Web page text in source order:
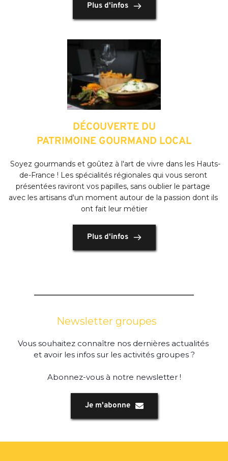
Plus d'infos
DÉCOUVERTE DU
PATRIMOINE GOURMAND LOCAL
de-France ! Les spécialités régionales qui vous seront
présentées raviront vos papilles, sans oublier le partage
avec les artisans d'un moment autour de la passion dont ils
ont fait leur métier
Plus d'infos
Newsletter groupes
et avoir les infos sur les activités groupes ?
Abonnez-vous à notre newsletter !
Je m'abonne